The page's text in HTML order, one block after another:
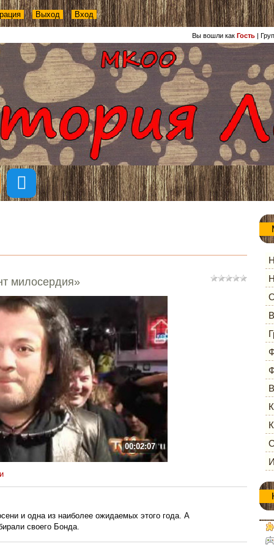
Вы вошли как Гость |
Выход Вход
милосердия»
00:02:07
и одна из наиболее ожидаемых этого года. А
своего Бонда.